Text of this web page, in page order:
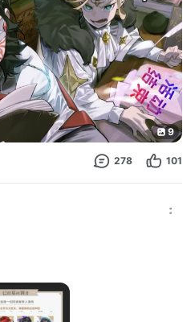
五星角色的活动很常见，一般都会
，可《白荆回廊》的自选五星活
多没有仔细阅
9
278 101